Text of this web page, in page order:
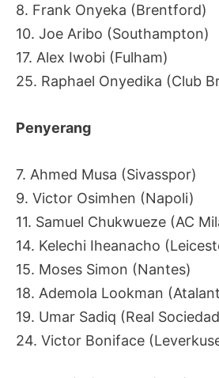
8. Frank Onyeka (Brentford)
10. Joe Aribo (Southampton)
17. Alex Iwobi (Fulham)
25. Raphael Onyedika (Club
Penyerang
7. Ahmed Musa (Sivasspor)
9. Victor Osimhen (Napoli)
11. Samuel Chukwueze (AC
14. Kelechi Iheanacho
15. Moses Simon (Nantes)
18. Ademola Lookman
19. Umar Sadiq (Real
24. Victor Boniface